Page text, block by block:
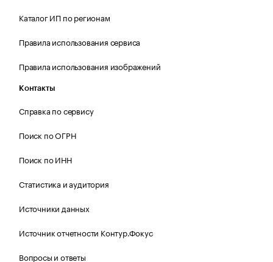
Каталог ИП по регионам
Правила использования сервиса
Правила использования изображений
Контакты
Справка по сервису
Поиск по ОГРН
Поиск по ИНН
Статистика и аудитория
Источники данных
Источник отчетности Контур.Фокус
Вопросы и ответы